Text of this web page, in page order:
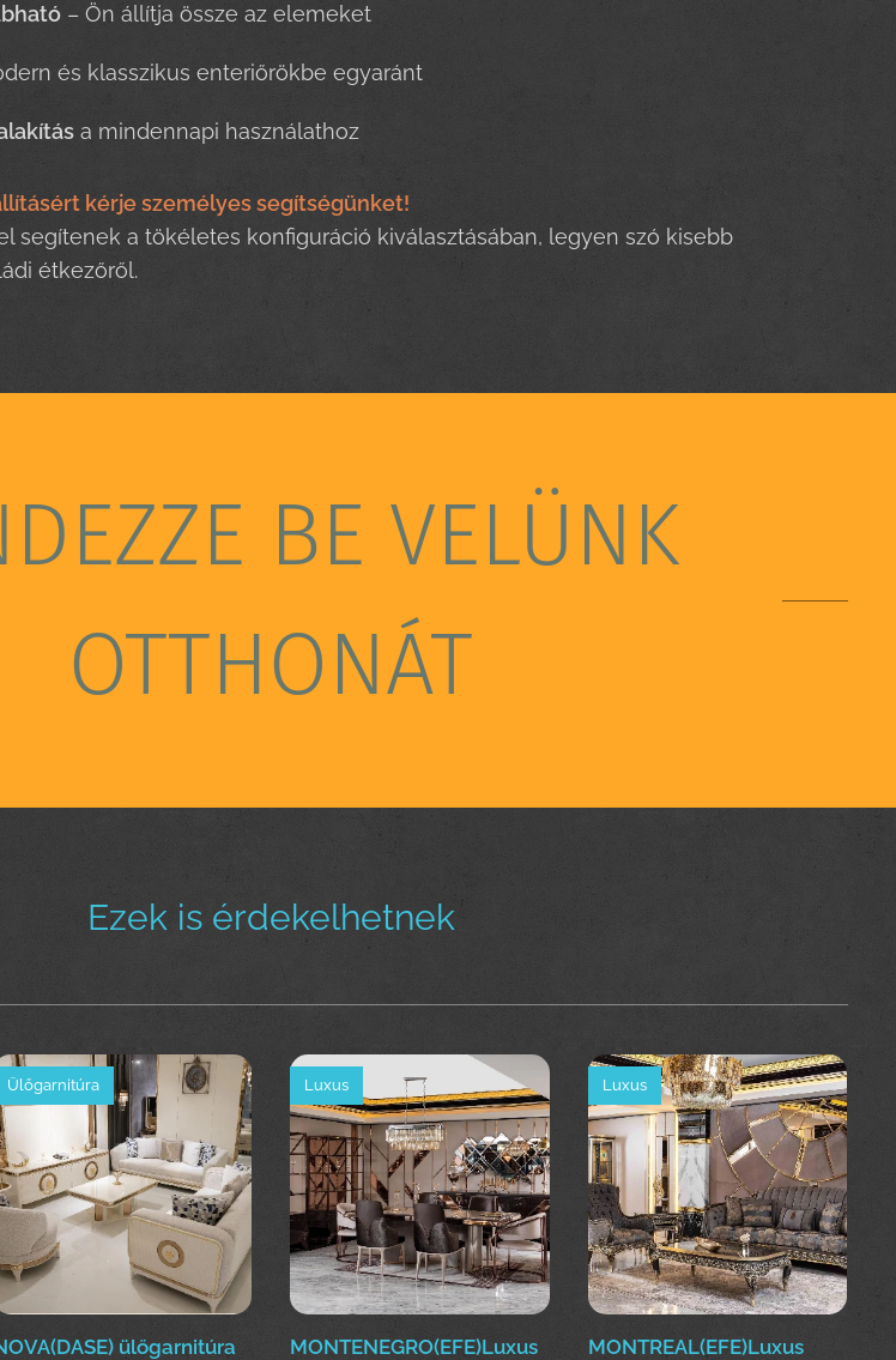
– Ön állítja össze az elemeket
és klasszikus enteriőrökbe egyaránt
a mindennapi használathoz
kérje személyes segítségünket!
segítenek a tökéletes konfiguráció kiválasztásában, legyen szó kisebb
étkezőről.
BE VELÜNK
OTTHONÁT
Ezek is érdekelhetnek
ülőgarnitúra
Ülőgarnitúra
MONTENEGRO(EFE)Luxus
Luxus
MONTREAL(EFE)Luxus
Luxus